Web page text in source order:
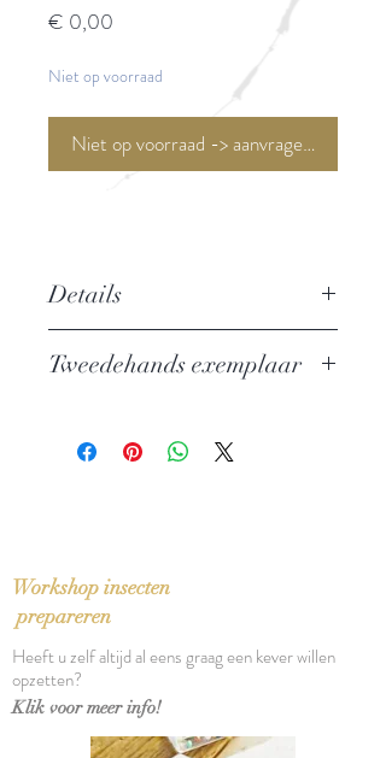
€ 0,00
Niet op voorraad
Niet op voorraad -> aanvragen <-
Details
Uitgever: Prometheus
Bindwijze: Paperback
Tweedehands exemplaar
Workshop insecten
prepareren
Heeft u zelf altijd al eens graag een kever willen
opzetten?
Klik voor meer info!